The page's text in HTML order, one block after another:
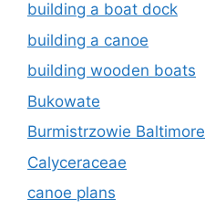
building a boat dock
building a canoe
building wooden boats
Bukowate
Burmistrzowie Baltimore
Calyceraceae
canoe plans